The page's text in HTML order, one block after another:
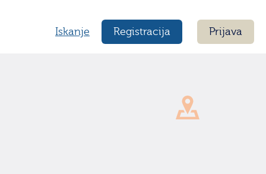
Registracija Prijava
Iskanje